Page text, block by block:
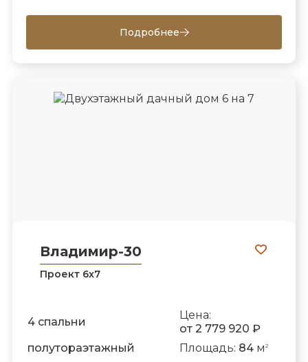
Подробнее
Владимир-30
Проект 6х7
4 спальни
Цена:
от 2 779 920 ₽
полутораэтажный
Площадь: 84м 2